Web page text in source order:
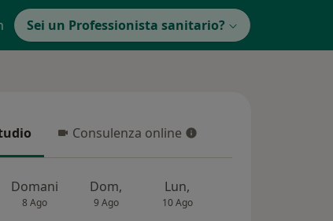
Sei un Professionista sanitario?
Consulenza online
Consulenza online
Domani
8 Ago
Dom,
9 Ago
Lun,
10 Ago